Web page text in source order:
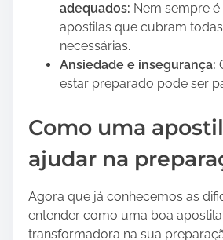
adequados: Nem sempre
apostilas que cubram
necessárias.
Ansiedade e insegurança:
estar preparado pode ser
Como uma
ajudar na
Agora que já conhecemos as
entender como uma boa
transformadora na sua